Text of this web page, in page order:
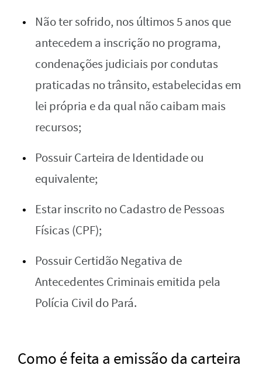
Não ter sofrido, nos últimos 5 anos que
antecedem a inscrição no programa,
condenações judiciais por condutas
praticadas no trânsito, estabelecidas em
lei própria e da qual não caibam mais
recursos;
Possuir Carteira de Identidade ou
equivalente;
Estar inscrito no Cadastro de Pessoas
Físicas (CPF);
Possuir Certidão Negativa de
Antecedentes Criminais emitida pela
Polícia Civil do Pará.
Como é feita a emissão da carteira